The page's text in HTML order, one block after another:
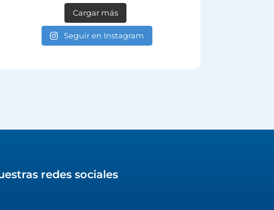
Cargar más
Seguir en Instagram
redes sociales